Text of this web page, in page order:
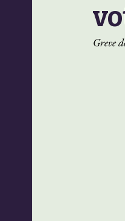
Greve